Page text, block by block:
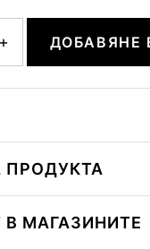
+ ДОБАВЯНЕ
ПРОДУКТА
МАГАЗИНИТЕ